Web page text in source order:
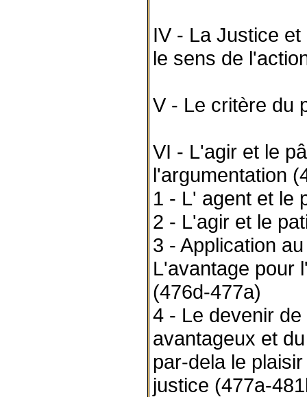
IV - La Justice
le sens de
V - Le critère du
VI - L'agir et le
l'argumentation
1 - L' agent et le
2 - L'agir et le
3 - Application
L'avantage pour
(476d-477a)
4 - Le devenir
avantageux et
par-dela le
justice (477a-